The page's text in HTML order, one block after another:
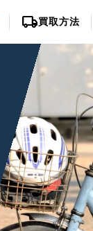
local_shipping買取方法